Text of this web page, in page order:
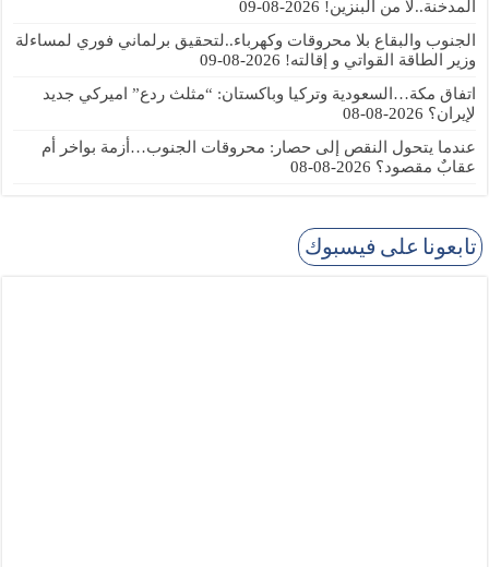
المدخنة..لا من البنزين! 2026-08-09
الجنوب والبقاع بلا محروقات وكهرباء..لتحقيق برلماني فوري لمساءلة
وزير الطاقة القواتي و إقالته! 2026-08-09
اتفاق مكة…السعودية وتركيا وباكستان: “مثلث ردع” اميركي جديد
لإيران؟ 2026-08-08
عندما يتحول النقص إلى حصار: محروقات الجنوب…أزمة بواخر أم
عقابٌ مقصود؟ 2026-08-08
تابعونا على فيسبوك